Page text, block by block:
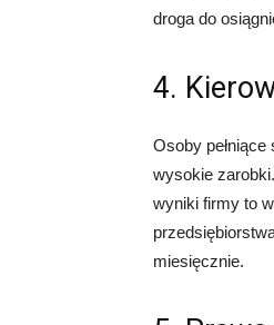
droga do
4.
Osoby
wysokie
wyniki firmy to
miesięcznie.